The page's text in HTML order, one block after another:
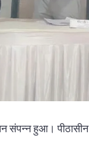
संपन्न हुआ। पीठासीन